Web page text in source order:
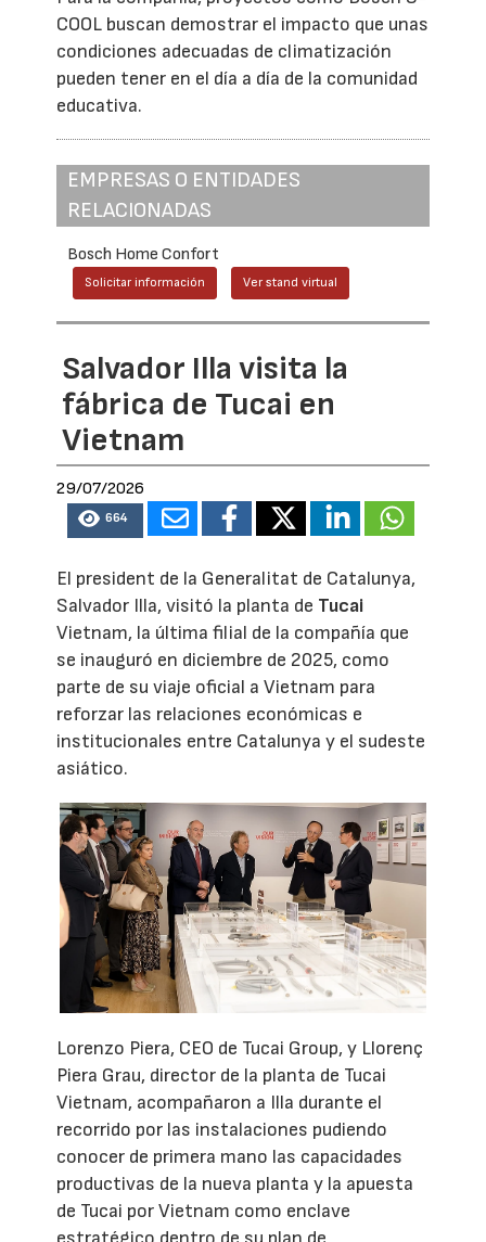
COOL buscan demostrar el impacto que unas
condiciones adecuadas de climatización
pueden tener en el día a día de la comunidad
educativa.
EMPRESAS O ENTIDADES
RELACIONADAS
Bosch Home Confort
Solicitar información Ver stand virtual
Salvador Illa visita la
fábrica de Tucai en
Vietnam
29/07/2026
664
El president de la Generalitat de Catalunya,
Salvador Illa, visitó la planta de Tucai
Vietnam, la última filial de la compañía que
se inauguró en diciembre de 2025, como
parte de su viaje oficial a Vietnam para
reforzar las relaciones económicas e
institucionales entre Catalunya y el sudeste
asiático.
Lorenzo Piera, CEO de Tucai Group, y Llorenç
Piera Grau, director de la planta de Tucai
Vietnam, acompañaron a Illa durante el
recorrido por las instalaciones pudiendo
conocer de primera mano las capacidades
productivas de la nueva planta y la apuesta
de Tucai por Vietnam como enclave